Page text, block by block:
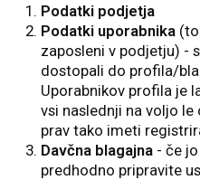
Podatki podjetja
Podatki uporabnika(to
zaposleni v podjetju) -
dostopali do profila/
Uporabnikov profila je
vsi naslednji na voljo
prav tako imeti
Davčna blagajna- če jo
predhodno pripravite